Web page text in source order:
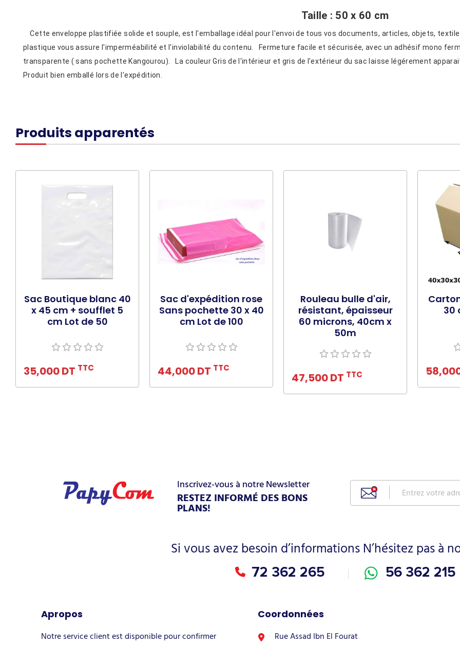
Taille : 50 x 60 cm
Cette enveloppe plastifiée solide et souple, est l'emballage idéal pour l'envoi de tous vos documents, articles, objets,
plastique vous assure l'imperméabilité et l'inviolabilité du contenu. Fermeture facile et sécurisée, avec un adhésif mono
transparente ( sans pochette Kangourou). La couleur Gris de l'intérieur et gris de l'extérieur du sac laisse légérement
Produit bien emballé lors de l'expédition.
Produits apparentés
Sac Boutique blanc 40
x 45 cm + soufflet 5
cm Lot de 50
35,000 DT TTC
Sac d'expédition rose
Sans pochette 30 x 40
cm Lot de 100
44,000 DT TTC
Rouleau bulle d'air,
résistant, épaisseur
60 microns, 40cm x
50m
47,500 DT TTC
Ajouter au panier
30
Inscrivez-vous à notre Newsletter
RESTEZ INFORMÉ DES BONS
PLANS!
Si vous avez besoin d’informations N’hésitez pas à
72 362 265 56 362 215
Apropos
Notre service client est disponible pour confirmer
Coordonnées
Rue Assad Ibn El Fourat